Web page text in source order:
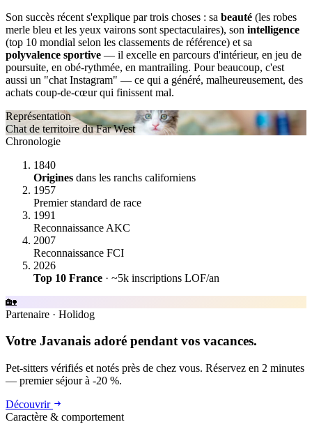
Son succès récent s'explique par trois choses : sa beauté (les robes
merle bleu et les yeux vairons sont spectaculaires), son intelligence
(top 10 mondial selon les classements de référence) et sa
polyvalence sportive — il excelle en parcours d'intérieur, en jeu de
poursuite, en obé-rythmée, en mantrailing. Pour beaucoup, c'est
aussi un "chat Instagram" — ce qui a généré, malheureusement, des
achats coup-de-cœur qui finissent mal.
Représentation
Chat de territoire du Far West
Chronologie
1840
Origines dans les ranchs californiens
1957
Premier standard de race
1991
Reconnaissance AKC
2007
Reconnaissance FCI
2026
Top 10 France · ~5k inscriptions LOF/an
🏡
Partenaire · Holidog
Votre Javanais adoré pendant vos vacances.
Pet-sitters vérifiés et notés près de chez vous. Réservez en 2 minutes
— premier séjour à -20 %.
Découvrir
Caractère & comportement